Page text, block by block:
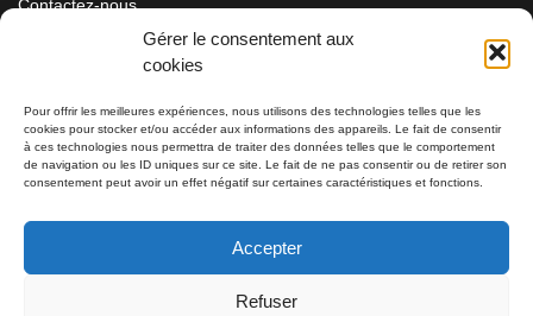
Gérer le consentement aux
cookies
Pour offrir les meilleures expériences, nous utilisons des technologies telles que les
cookies pour stocker et/ou accéder aux informations des appareils. Le fait de consentir
à ces technologies nous permettra de traiter des données telles que le comportement
de navigation ou les ID uniques sur ce site. Le fait de ne pas consentir ou de retirer son
consentement peut avoir un effet négatif sur certaines caractéristiques et fonctions.
Accepter
Refuser
Contactez-nous
Information
Bijouterie SIAUD11 rue Masséna 06000 NICE
Tél: 04 93 82 29 34 / 09 78 81 68 81